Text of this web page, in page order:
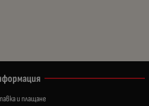
и плащане